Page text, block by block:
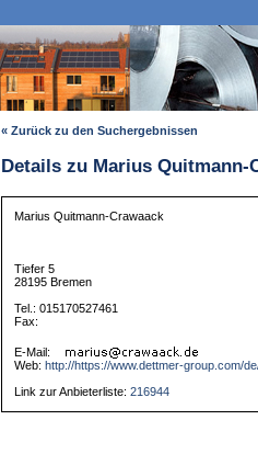
« Zurück zu den Suchergebnissen
Details zu Marius Quitmann-
Marius Quitmann-Crawaack
Tiefer 5
28195 Bremen
Tel.: 015170527461
Fax:
E-Mail:
Web: http://https://www.dettmer-group.com/
Link zur Anbieterliste:216944